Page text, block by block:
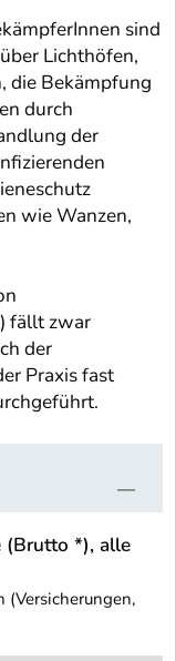
sind
Lichthöfen,
die Bekämpfung
durch
der
wie Wanzen,
fällt zwar
der
Praxis fast
(Brutto *), alle
(Versicherungen,